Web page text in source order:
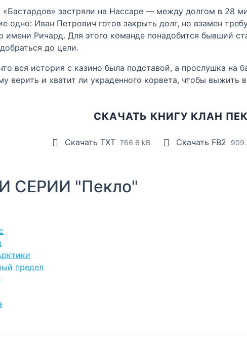
«Бастардов» застряли на Нассаре — между долгом в 28
одно: Иван Петрович готов закрыть долг, но взамен
имени Ричард. Для этого команде понадобится бывший
до цели.
вся история с казино была подставой, а прослушка
верить и хватит ли украденного корвета, чтобы
СКАЧАТЬ КНИГУ КЛАН
Скачать TXT 766.6 kB Скачать FB2
СЕРИИ "Пекло"
предел